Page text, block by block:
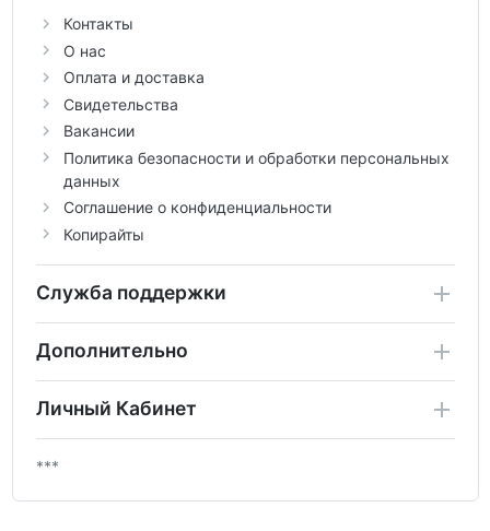
Контакты
О нас
Оплата и доставка
Свидетельства
Вакансии
Политика безопасности и обработки персональных
данных
Соглашение о конфиденциальности
Копирайты
Служба поддержки
Дополнительно
Личный Кабинет
***